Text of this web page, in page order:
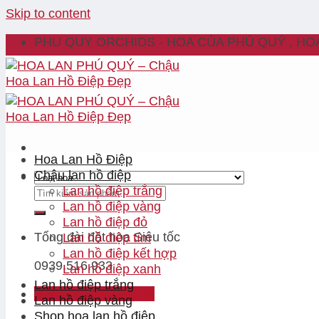
Skip to content
PHU QUY ORCHIDS - HOA CỦA PHÚ QUÝ ,
Tổng đài đặt hoaSiêu tốc
0939.516.933
Đăng nhập / Đăng ký
Hoa Lan Hồ Điệp
Chậu lan hồ điệp
Lan hồ điệp trắng
Lan hồ điệp vàng
Lan hồ điệp đỏ
Lan hồ điệp tím
Lan hồ điệp kết hợp
Lan hồ điệp xanh
Lan hồ điệp trắng
Lan hồ điệp vàng